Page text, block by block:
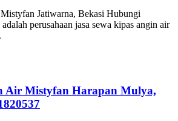
Jatiwarna, Bekasi Hubungi
perusahaan jasa sewa kipas angin air
Air Mistyfan Harapan Mulya,